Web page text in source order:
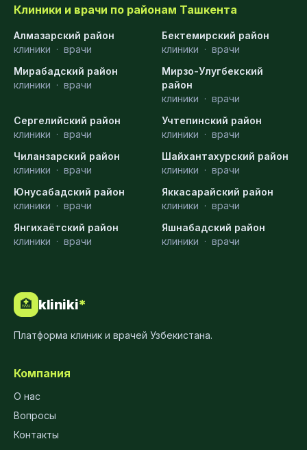
Клиники и врачи по районам Ташкента
Алмазарский район
клиники · врачи
Бектемирский район
клиники · врачи
Мирабадский район
клиники · врачи
Мирзо-Улугбекский
район
клиники · врачи
Сергелийский район
клиники · врачи
Учтепинский район
клиники · врачи
Чиланзарский район
клиники · врачи
Шайхантахурский район
клиники · врачи
Юнусабадский район
клиники · врачи
Яккасарайский район
клиники · врачи
Янгихаётский район
клиники · врачи
Яшнабадский район
клиники · врачи
🏥 kliniki*
Платформа клиник и врачей Узбекистана.
Компания
О нас
Вопросы
Контакты